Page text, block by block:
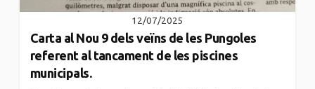
12/07/2025
Carta al Nou 9 dels veïns de les Pungoles
referent al tancament de les piscines
municipals.